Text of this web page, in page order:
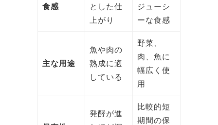
食感
とした仕
上がり
ジューシ
ーな食感
主な用途
魚や肉の
熟成に適
している
野菜、
肉、魚に
幅広く使
用
発酵が進
比較的短
期間の保